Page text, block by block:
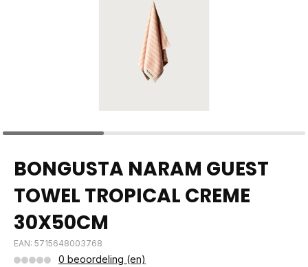
BONGUSTA NARAM GUEST
TOWEL TROPICAL CREME
30X50CM
EAN: 5715648003768
0 beoordeling (en)